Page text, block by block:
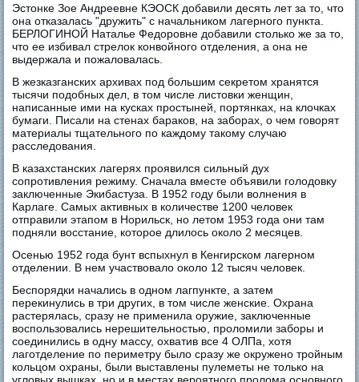
Эстонке Зое Андреевне КЭОСК добавили десять лет за то, что
она отказалась "дружить" с начальником лагерного пункта.
БЕРЛОГИНОЙ Наталье Федоровне добавили столько же за то,
что ее избивал стрелок конвойного отделения, а она не
выдержала и пожаловалась.
В жезказганских архивах под большим секретом хранятся
тысячи подобных дел, в том числе листовки женщин,
написанные ими на кусках простыней, портянках, на клочках
бумаги. Писали на стенах бараков, на заборах, о чем говорят
материалы тщательного по каждому такому случаю
расследования.
В казахстанских лагерях проявился сильный дух
сопротивления режиму. Сначала вместе объявили голодовку
заключенные Экибастуза. В 1952 году были волнения в
Карлаге. Самых активных в количестве 1200 человек
отправили этапом в Норильск, но летом 1953 года они там
подняли восстание, которое длилось около 2 месяцев.
Осенью 1952 года бунт вспыхнул в Кенгирском лагерном
отделении. В нем участвовало около 12 тысяч человек.
Беспорядки начались в одном лагпункте, а затем
перекинулись в три других, в том числе женские. Охрана
растерялась, сразу не применила оружие, заключенные
воспользовались нерешительностью, проломили заборы и
соединились в одну массу, охватив все 4 ОЛПа, хотя
лаготделение по периметру было сразу же окружено тройным
кольцом охраны, были выставлены пулеметы не только на
угловых вышках, но и в местах вероятного пролома основного